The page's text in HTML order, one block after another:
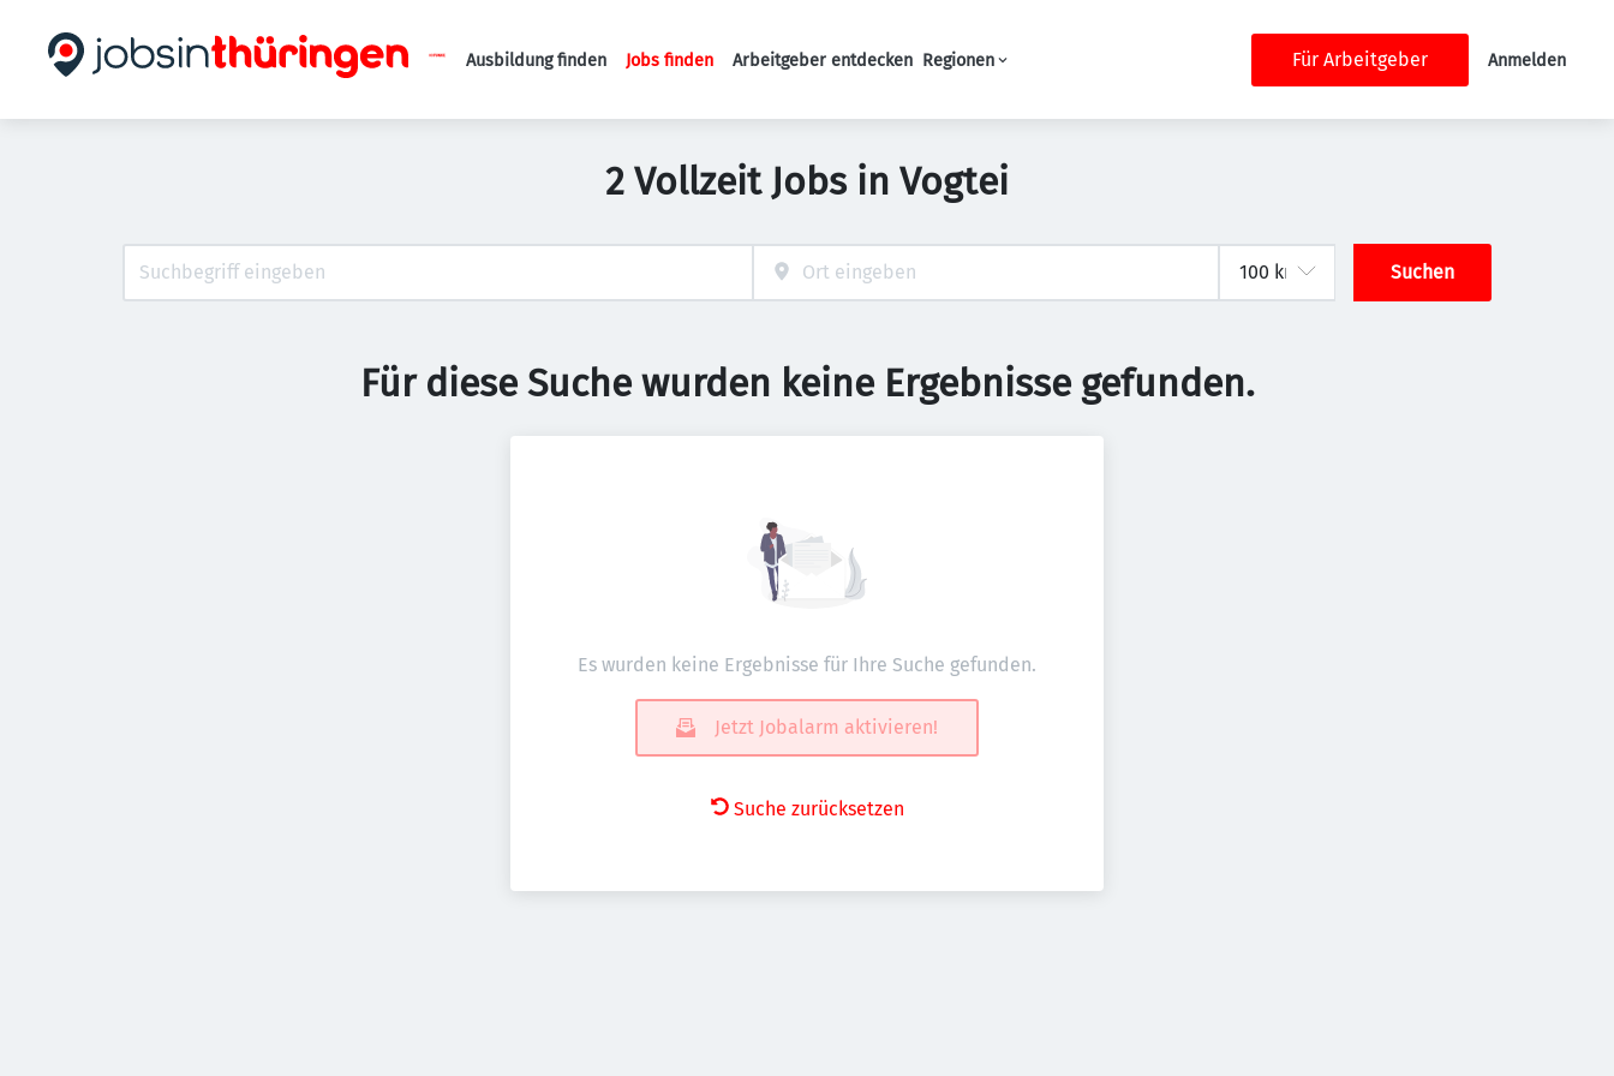
Haupt-Navigation
Ausbildung finden Jobs finden Arbeitgeber entdecken Regionen Für Arbeitgeber Anmelden
2 Vollzeit Jobs in Vogtei
Suchen
Für diese Suche wurden keine Ergebnisse gefunden.
Es wurden keine Ergebnisse für Ihre Suche gefunden.
Jetzt Jobalarm aktivieren!
Suche zurücksetzen